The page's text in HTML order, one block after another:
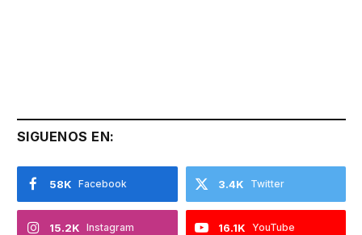
SIGUENOS EN:
Facebook
58K Twitter
3.4K
Instagram
15.2K YouTube
16.1K